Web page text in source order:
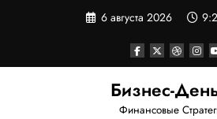
6 августа 2026
Бизнес-
Финансовые